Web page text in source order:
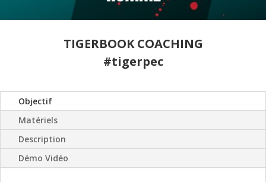
TIGERBOOKCOACHING
#tigerpec
Objectif
Matériels
Description
Démo Vidéo